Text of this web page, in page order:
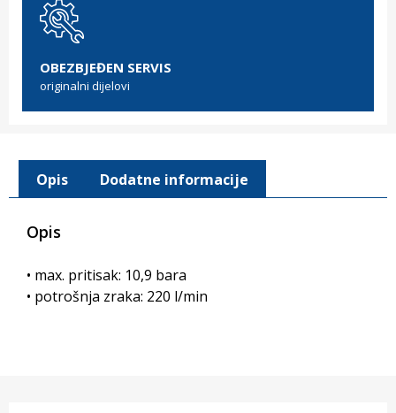
OBEZBJEĐEN SERVIS
originalni dijelovi
Opis Dodatne informacije
Opis
• max. pritisak: 10,9 bara
• potrošnja zraka: 220 l/min